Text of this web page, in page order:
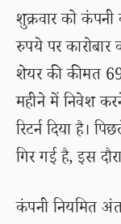
शुक्रवार को
रुपये पर
शेयर की कीमत
महीने में निवेश
रिटर्न दिया है।
गिर गई है, इस
कंपनी नियमित